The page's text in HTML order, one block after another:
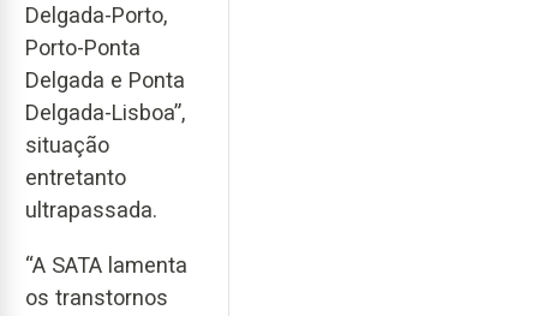
Delgada-Porto,
Porto-Ponta
Delgada e Ponta
Delgada-Lisboa”,
situação
entretanto
ultrapassada.
“A SATA lamenta
os transtornos